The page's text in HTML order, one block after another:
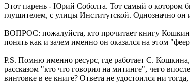
Этот парень - Юрий Соболта. Тот самый о котором
глушителем, с улицы Институтской. Однозначно он
ВОПРОС: пожалуйста, кто прочитает книгу
понять как и зачем именно он оказался на этом
P.S. Помню именно ресурс, где работает С.
рассказом "кто что говорил на митинге", чего
винтовке в ее книге? Ответа не удостоился ни